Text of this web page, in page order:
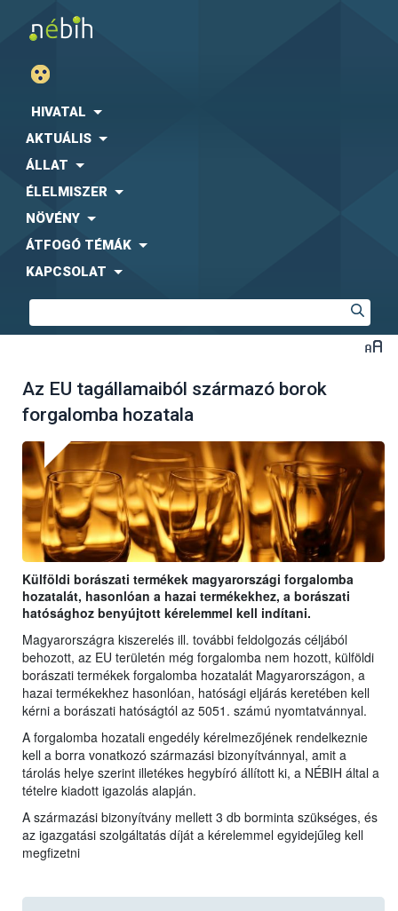
HIVATAL
AKTUÁLIS
ÁLLAT
ÉLELMISZER
NÖVÉNY
ÁTFOGÓ TÉMÁK
KAPCSOLAT
Az EU tagállamaiból származó borok
forgalomba hozatala
Külföldi borászati termékek magyarországi forgalomba
hozatalát, hasonlóan a hazai termékekhez, a borászati
hatósághoz benyújtott kérelemmel kell indítani.
Magyarországra kiszerelés ill. további feldolgozás céljából
behozott, az EU területén még forgalomba nem hozott, külföldi
borászati termékek forgalomba hozatalát Magyarországon, a
hazai termékekhez hasonlóan, hatósági eljárás keretében kell
kérni a borászati hatóságtól az 5051. számú nyomtatvánnyal.
A forgalomba hozatali engedély kérelmezőjének rendelkeznie
kell a borra vonatkozó származási bizonyítvánnyal, amit a
tárolás helye szerint illetékes hegybíró állított ki, a NÉBIH által a
tételre kiadott igazolás alapján.
A származási bizonyítvány mellett 3 db borminta szükséges, és
az igazgatási szolgáltatás díját a kérelemmel egyidejűleg kell
megfizetni